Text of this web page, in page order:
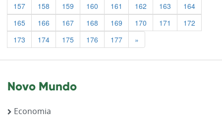
157
158 159 160 161 162 163
164
165
166 167 168 169 170 171
172
173
174 175 176 177 »
Novo Mundo
Economia